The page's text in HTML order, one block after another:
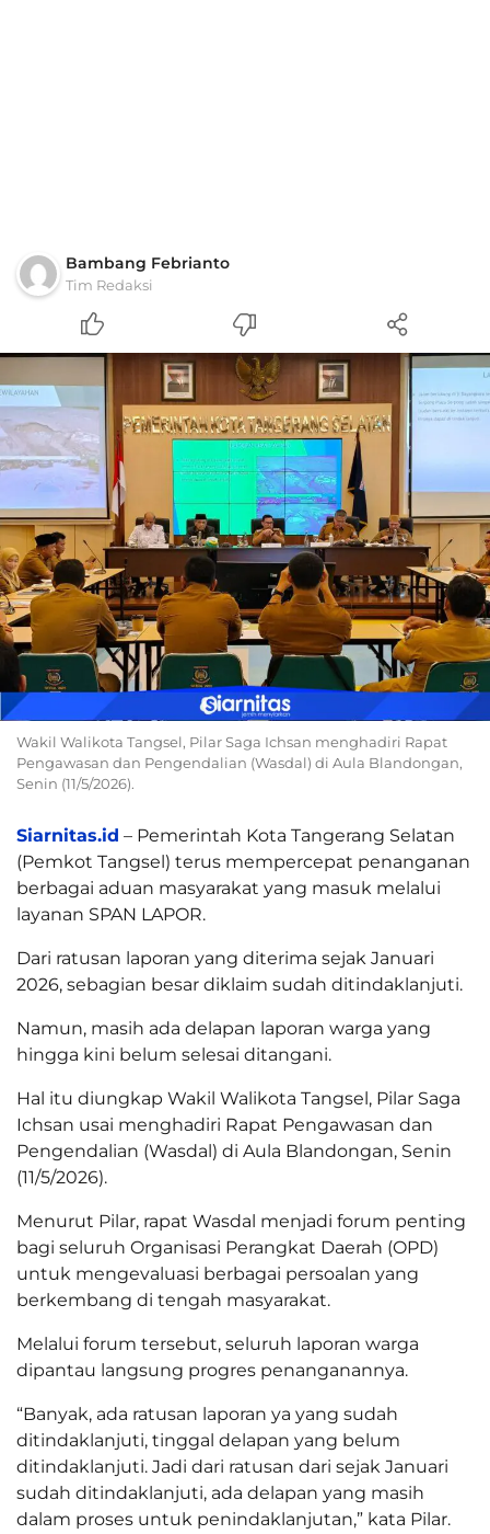
Bambang Febrianto
Tim Redaksi
Wakil Walikota Tangsel, Pilar Saga Ichsan menghadiri Rapat
Pengawasan dan Pengendalian (Wasdal) di Aula Blandongan,
Senin (11/5/2026).
Siarnitas.id – Pemerintah Kota Tangerang Selatan
(Pemkot Tangsel) terus mempercepat penanganan
berbagai aduan masyarakat yang masuk melalui
layanan SPAN LAPOR.
Dari ratusan laporan yang diterima sejak Januari
2026, sebagian besar diklaim sudah ditindaklanjuti.
Namun, masih ada delapan laporan warga yang
hingga kini belum selesai ditangani.
Hal itu diungkap Wakil Walikota Tangsel, Pilar Saga
Ichsan usai menghadiri Rapat Pengawasan dan
Pengendalian (Wasdal) di Aula Blandongan, Senin
(11/5/2026).
Menurut Pilar, rapat Wasdal menjadi forum penting
bagi seluruh Organisasi Perangkat Daerah (OPD)
untuk mengevaluasi berbagai persoalan yang
berkembang di tengah masyarakat.
Melalui forum tersebut, seluruh laporan warga
dipantau langsung progres penanganannya.
“Banyak, ada ratusan laporan ya yang sudah
ditindaklanjuti, tinggal delapan yang belum
ditindaklanjuti. Jadi dari ratusan dari sejak Januari
sudah ditindaklanjuti, ada delapan yang masih
dalam proses untuk penindaklanjutan,” kata Pilar.